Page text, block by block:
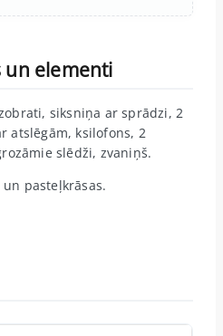
un elementi
siksniņa ar sprādzi, 2
atslēgām, ksilofons, 2
slēdži, zvaniņš.
un pasteļkrāsas.